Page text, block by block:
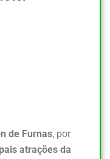
de Furnas, por
atrações da